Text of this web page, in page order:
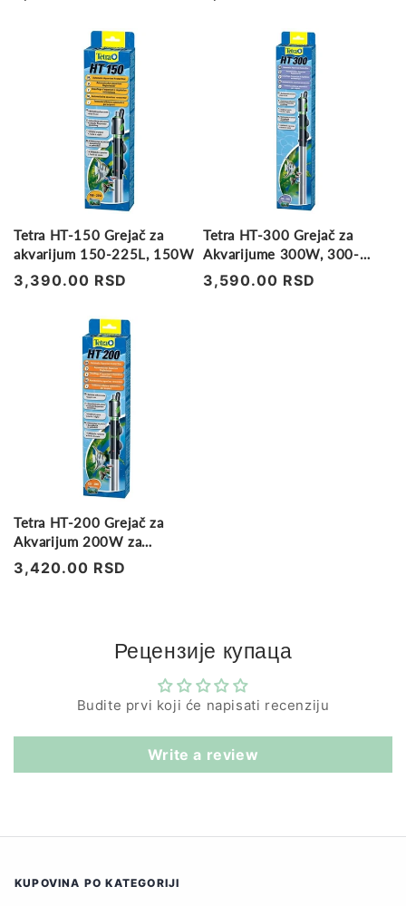
Tetra HT-150 Grejač za
akvarijum 150-225L, 150W
Regularna
3,390.00 RSD
Tetra HT-300 Grejač za
Akvarijume 300W, 300-
350L
Regularna
3,590.00 RSD
Tetra HT-200 Grejač za
Akvarijum 200W za
akvarijume 225-300L
Regularna
3,420.00 RSD
Рецензије купаца
Budite prvi koji će napisati recenziju
Write a review
KUPOVINA PO KATEGORIJI